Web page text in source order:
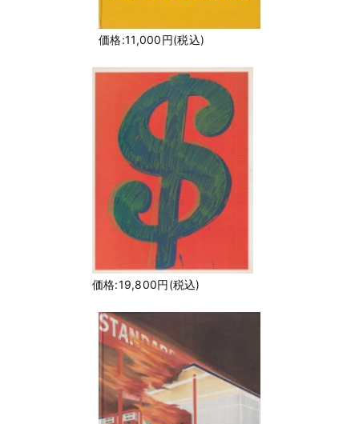
価格:11,000円(税込)
価格:19,800円(税込)